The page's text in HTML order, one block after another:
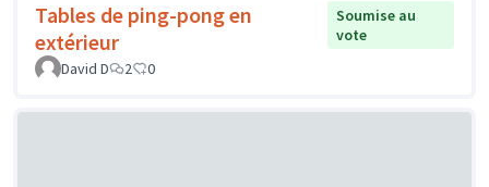
Tables de ping-pong en
extérieur
Soumise au
vote
David D
2 0